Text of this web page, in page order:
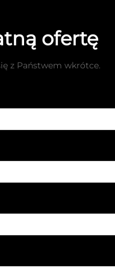
ofertę
z Państwem wkrótce.